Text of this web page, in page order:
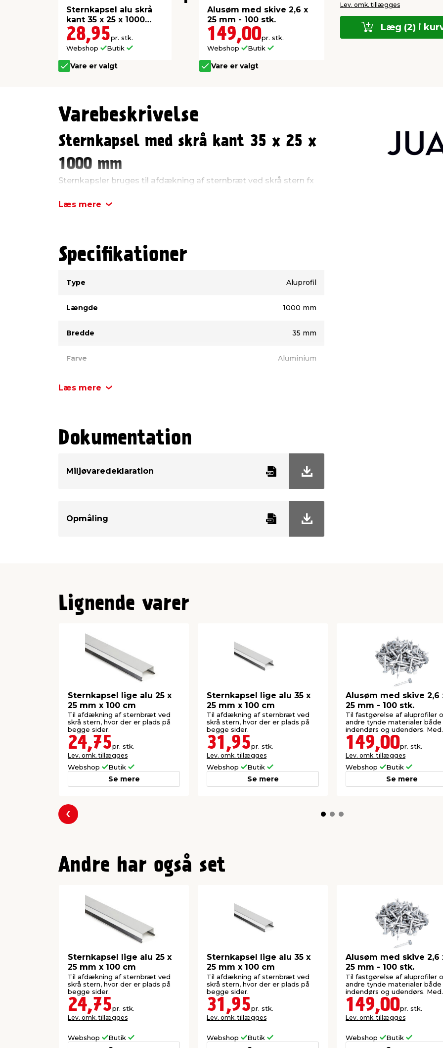
Sternkapsel alu skrå
kant 35 x 25 x 1000
mm
28,95pr. stk.
Webshop
Butik
Vare er valgt
Alusøm med skive 2,6 x
25 mm - 100 stk.
149,00pr. stk.
Webshop
Butik
Vare er valgt
Lev. omk. tillægges
Læg (2) i
Varebeskrivelse
Sternkapsel med skrå kant 35 x 25 x
1000 mm
Sternkapsler bruges til afdækning af sternbræt ved skrå stern fx
aluminium og med skrå kant, og den bruges, hvis tagfladen ligger
tæt på fladen af sternbrættet, eller hvis vandet skal ledes længere
Læs mere
Specifikationer
Type
Aluprofil
Længde 1000 mm
Bredde 35 mm
Farve Aluminium
Læs mere
Dokumentation
Miljøvaredeklaration
Opmåling
Lignende varer
Sternkapsel lige alu 25 x
25 mm x 100 cm
Til afdækning af sternbræt ved
skrå stern, hvor der er plads på
begge sider.
24,75pr. stk.
Lev. omk. tillægges
Webshop Butik
Se mere
Sternkapsel lige alu 35 x
25 mm x 100 cm
Til afdækning af sternbræt ved
skrå stern, hvor der er plads på
begge sider.
31,95pr. stk.
Lev. omk. tillægges
Webshop Butik
Se mere
Alusøm med skive 2,6
25 mm - 100 stk.
Til fastgørelse af aluprofiler
andre tynde materialer både
indendørs og udendørs. Med
neoprenskiver.
149,00pr. stk.
Lev. omk. tillægges
Webshop Butik
Se mere
Forrige
Andre har også set
Sternkapsel lige alu 25 x
25 mm x 100 cm
Til afdækning af sternbræt ved
skrå stern, hvor der er plads på
begge sider.
24,75pr. stk.
Lev. omk. tillægges
Webshop Butik
Sternkapsel lige alu 35 x
25 mm x 100 cm
Til afdækning af sternbræt ved
skrå stern, hvor der er plads på
begge sider.
31,95pr. stk.
Lev. omk. tillægges
Webshop Butik
Alusøm med skive 2,6
25 mm - 100 stk.
Til fastgørelse af aluprofiler
andre tynde materialer både
indendørs og udendørs. Med
neoprenskiver.
149,00pr. stk.
Lev. omk. tillægges
Webshop Butik